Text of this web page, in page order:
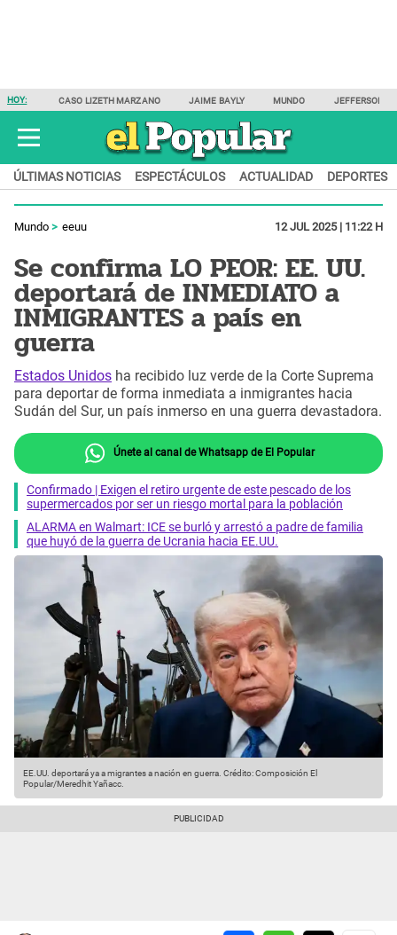
HOY: CASO LIZETH MARZANO JAIME BAYLY MUNDO JEFFERSON
ÚLTIMAS NOTICIAS ESPECTÁCULOS ACTUALIDAD DEPORTES
Mundo eeuu 12 JUL 2025 | 11:22 H
Se confirma LO PEOR: EE. UU.
deportará de INMEDIATO a
INMIGRANTES a país en
guerra
Estados Unidos ha recibido luz verde de la Corte Suprema
para deportar de forma inmediata a inmigrantes hacia
Sudán del Sur, un país inmerso en una guerra devastadora.
Únete al canal de Whatsapp de El Popular
Confirmado | Exigen el retiro urgente de este pescado de los
supermercados por ser un riesgo mortal para la población
ALARMA en Walmart: ICE se burló y arrestó a padre de familia
que huyó de la guerra de Ucrania hacia EE.UU.
EE.UU. deportará ya a migrantes a nación en guerra. Crédito: Composición El
Popular/Meredhit Yañacc.